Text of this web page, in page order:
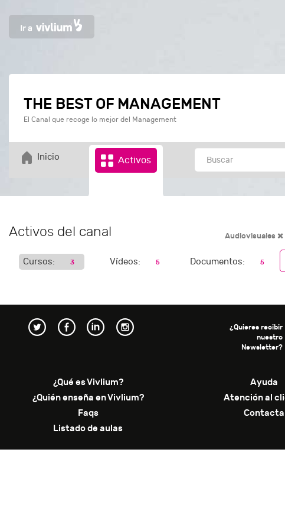
THE BEST OF MANAGEMENT
El Canal que recoge lo mejor del Management
Inicio Activos
Activos del canal Audiovisuales
Cursos: 3 Vídeos: 5 Documentos: 5
¿Quieres recibir
nuestro
Newsletter?
¿Qué es Vivlium? Ayuda
¿Quién enseña en Vivlium?
Atención al
Faqs
Contacta
Listado de aulas